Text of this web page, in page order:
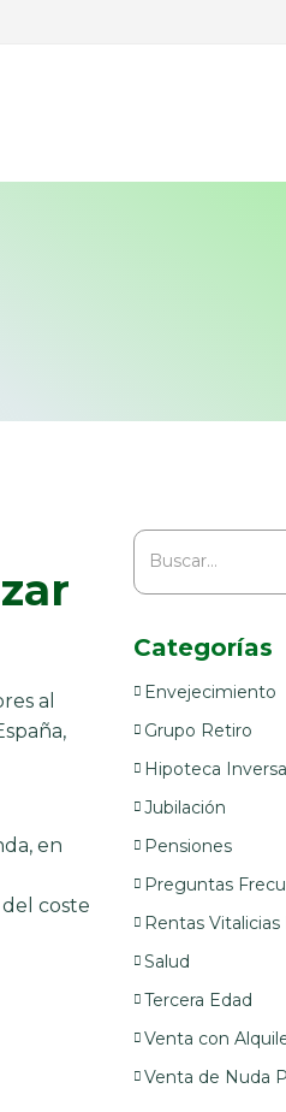
al
en
coste
Categorías
Envejecimiento
Grupo Retiro
Hipoteca Inversa
Jubilación
Pensiones
Preguntas
Rentas
Salud
Tercera Edad
Venta con
Venta de Nuda